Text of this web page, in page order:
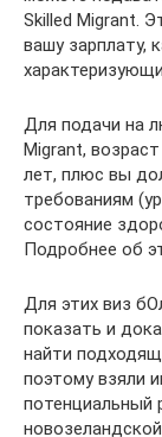
Skilled Migrant.
вашу зарплату,
Для подачи на
Migrant,
лет, плюс вы
требованиям
состояние
Подробнее об
Для этих виз
показать и
найти
поэтому взяли
потенциальный